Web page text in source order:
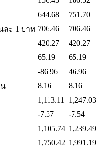
644.68
751.70
ละ 1 บาท 706.46
706.46
420.27
420.27
65.19
65.19
-86.96
46.96
8.16
8.16
1,113.11
1,247.03
-7.37
-7.54
1,105.74 1,239.49
1,750.42 1,991.19